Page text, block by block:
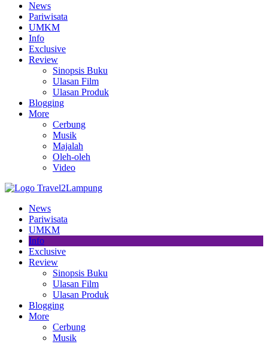
News
Pariwisata
UMKM
Info
Exclusive
Review
Sinopsis Buku
Ulasan Film
Ulasan Produk
Blogging
More
Cerbung
Musik
Majalah
Oleh-oleh
Video
News
Pariwisata
UMKM
Info
Exclusive
Review
Sinopsis Buku
Ulasan Film
Ulasan Produk
Blogging
More
Cerbung
Musik